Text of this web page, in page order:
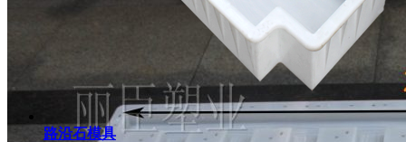
路沿石模具